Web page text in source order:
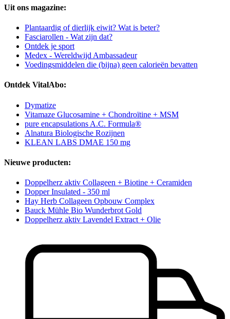
Uit ons magazine:
Plantaardig of dierlijk eiwit? Wat is beter?
Fasciarollen - Wat zijn dat?
Ontdek je sport
Medex - Wereldwijd Ambassadeur
Voedingsmiddelen die (bijna) geen calorieën bevatten
Ontdek VitalAbo:
Dymatize
Vitamaze Glucosamine + Chondroïtine + MSM
pure encapsulations A.C. Formula®
Alnatura Biologische Rozijnen
KLEAN LABS DMAE 150 mg
Nieuwe producten:
Doppelherz aktiv Collageen + Biotine + Ceramiden
Dopper Insulated - 350 ml
Hay Herb Collageen Opbouw Complex
Bauck Mühle Bio Wunderbrot Gold
Doppelherz aktiv Lavendel Extract + Olie